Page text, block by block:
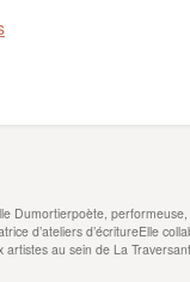
Dumortierpoète,
d’ateliers d’écritureElle
artistes au sein de La